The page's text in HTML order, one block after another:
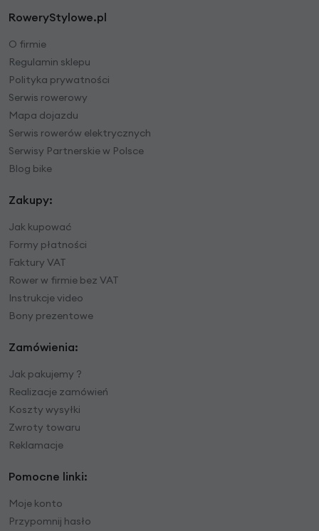
RoweryStylowe.pl
O firmie
Regulamin sklepu
Polityka prywatności
Serwis rowerowy
Mapa dojazdu
Serwis rowerów elektrycznych
Serwisy Partnerskie w Polsce
Blog bike
Zakupy:
Jak kupować
Formy płatności
Faktury VAT
Rower w firmie bez VAT
Instrukcje video
Bony prezentowe
Zamówienia:
Jak pakujemy ?
Realizacje zamówień
Koszty wysyłki
Zwroty towaru
Reklamacje
Pomocne linki:
Moje konto
Przypomnij hasło